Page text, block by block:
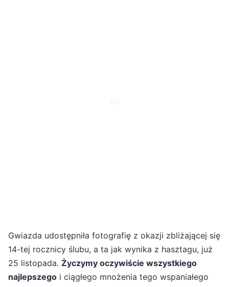
Gwiazda udostępniła fotografię z okazji zbliżającej się
14-tej rocznicy ślubu, a ta jak wynika z hasztagu, już
25 listopada. Życzymy oczywiście wszystkiego
najlepszego i ciągłego mnożenia tego wspaniałego